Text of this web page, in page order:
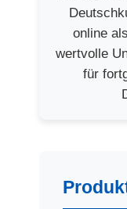
online
wertvolle
für